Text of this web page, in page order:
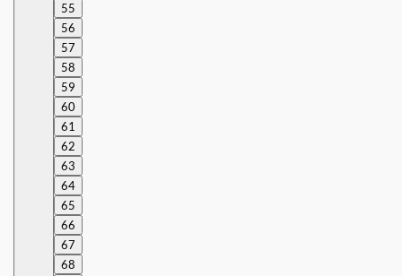
55
56
57
58
59
60
61
62
63
64
65
66
67
68